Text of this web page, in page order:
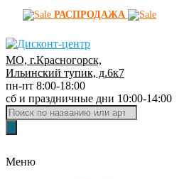
РАСПРОДАЖА
Д
и
с
к
о
т
МО, г.Красногорск,
Ильинский тупик, д.6к7
пн-пт 8:00-18:00
сб и праздничные дни 10:00-14:00
Поиск
товаров
Меню